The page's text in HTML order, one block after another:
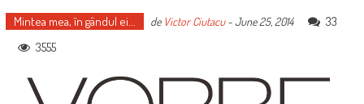
Mintea mea, în gândul ei... de Victor Ciutacu-June 25, 2014
33
3555